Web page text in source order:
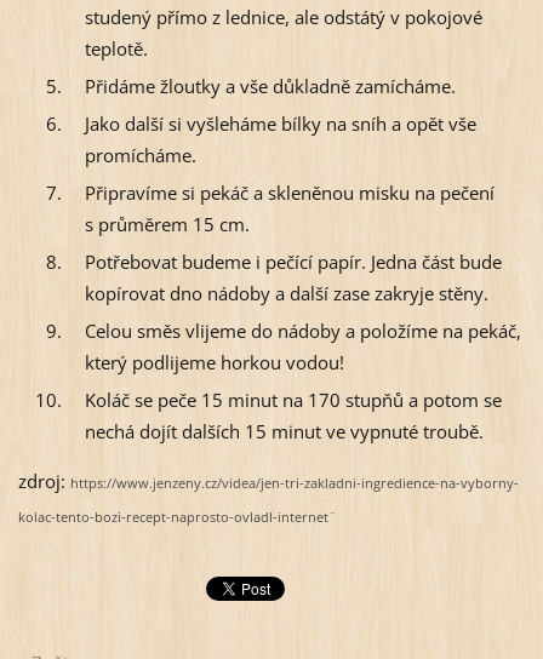
studený přímo z lednice, ale odstátý v pokojové
teplotě.
Přidáme žloutky a vše důkladně zamícháme.
Jako další si vyšleháme bílky na sníh a opět vše
promícháme.
Připravíme si pekáč a skleněnou misku na pečení
s průměrem 15 cm.
Potřebovat budeme i pečící papír. Jedna část bude
kopírovat dno nádoby a další zase zakryje stěny.
Celou směs vlijeme do nádoby a položíme na pekáč,
který podlijeme horkou vodou!
Koláč se peče 15 minut na 170 stupňů a potom se
nechá dojít dalších 15 minut ve vypnuté troubě.
zdroj: https://www.jenzeny.cz/videa/jen-tri-zakladni-ingredience-na-vyborny-
kolac-tento-bozi-recept-naprosto-ovladl-internet¨